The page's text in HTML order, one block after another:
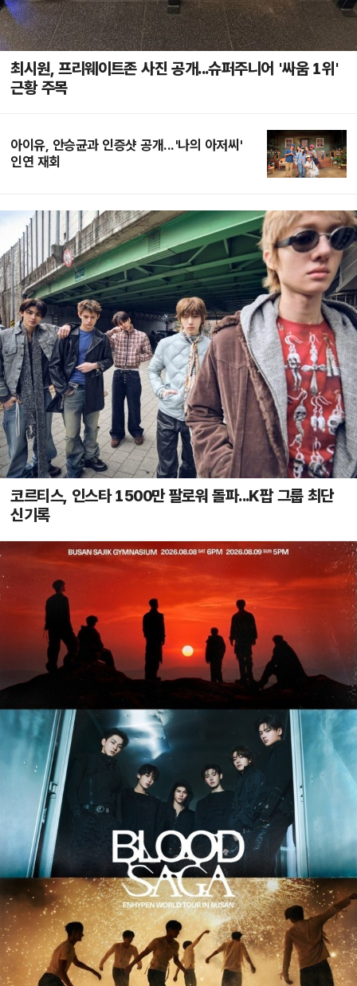
최시원, 프리웨이트존 사진 공개...슈퍼주니어 '싸움 1위'
근황 주목
아이유, 안승균과 인증샷 공개...'나의 아저씨'
인연 재회
코르티스, 인스타 1500만 팔로워 돌파...K팝 그룹 최단
신기록